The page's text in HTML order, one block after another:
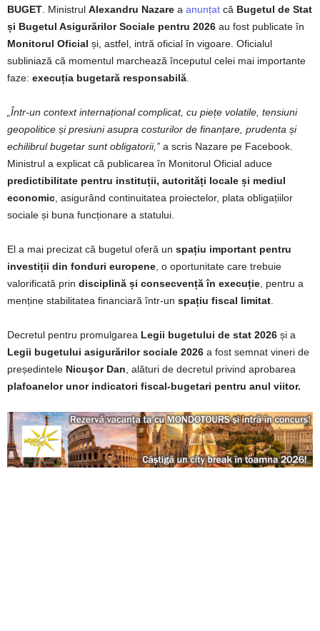
BUGET . Ministrul Alexandru Nazare a anunțat că Bugetul de Stat
și Bugetul Asigurărilor Sociale pentru 2026 au fost publicate în
Monitorul Oficial și, astfel, intră oficial în vigoare. Oficialul
subliniază că momentul marchează începutul celei mai importante
faze: execuția bugetară responsabilă
„Într-un context internațional complicat, cu piețe volatile, tensiuni
geopolitice și presiuni asupra costurilor de finanțare, prudenta și
echilibrul bugetar sunt obligatorii,” a scris Nazare pe Facebook.
Ministrul a explicat că publicarea în Monitorul Oficial aduce
predictibilitate pentru instituții, autorități locale și mediul
economic , asigurând continuitatea proiectelor, plata obligațiilor
sociale și buna funcționare a statului.
El a mai precizat că bugetul oferă un spațiu important pentru
investiții din fonduri europene , o oportunitate care trebuie
valorificată prin disciplină și consecvență în execuție , pentru a
menține stabilitatea financiară într-un spațiu fiscal limitat
Decretul pentru promulgarea Legii bugetului de stat 2026 și a
Legii bugetului asigurărilor sociale 2026 a fost semnat vineri de
președintele Nicuşor Dan , alături de decretul privind aprobarea
plafoanelor unor indicatori fiscal-bugetari pentru anul viitor.